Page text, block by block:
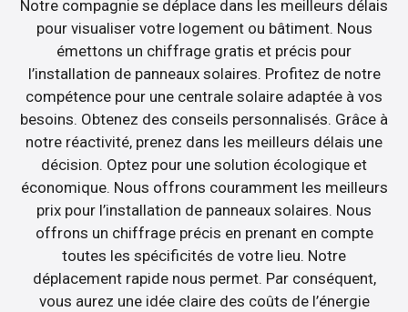
Notre compagnie se déplace dans les meilleurs délais
pour visualiser votre logement ou bâtiment. Nous
émettons un chiffrage gratis et précis pour
l’installation de panneaux solaires. Profitez de notre
compétence pour une centrale solaire adaptée à vos
besoins. Obtenez des conseils personnalisés. Grâce à
notre réactivité, prenez dans les meilleurs délais une
décision. Optez pour une solution écologique et
économique. Nous offrons couramment les meilleurs
prix pour l’installation de panneaux solaires. Nous
offrons un chiffrage précis en prenant en compte
toutes les spécificités de votre lieu. Notre
déplacement rapide nous permet. Par conséquent,
vous aurez une idée claire des coûts de l’énergie